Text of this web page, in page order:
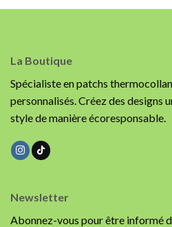
La Boutique
Spécialiste en patchs
personnalisés. Créez des designs
style de manière écoresponsable.
Newsletter
Abonnez-vous pour être informé